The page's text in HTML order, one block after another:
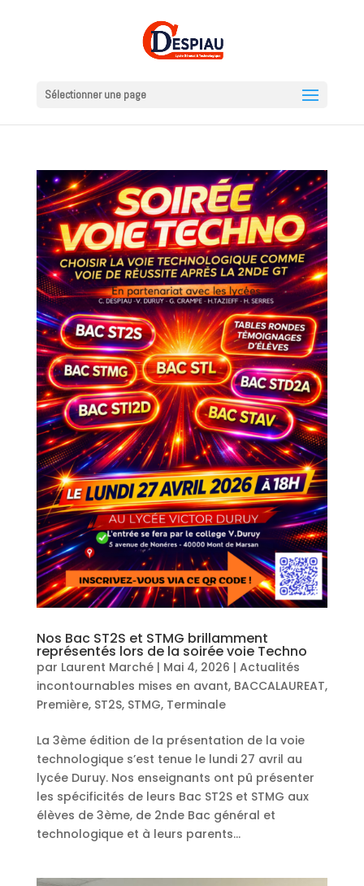
Sélectionner une page
Nos Bac ST2S et STMG brillamment
représentés lors de la soirée voie Techno
par Laurent Marché| Mai 4, 2026 | Actualités
incontournables mises en avant, BACCALAUREAT,
Première, ST2S, STMG, Terminale
La 3ème édition de la présentation de la voie
technologique s’est tenue le lundi 27 avril au
lycée Duruy. Nos enseignants ont pû présenter
les spécificités de leurs Bac ST2S et STMG aux
élèves de 3ème, de 2nde Bac général et
technologique et à leurs parents...